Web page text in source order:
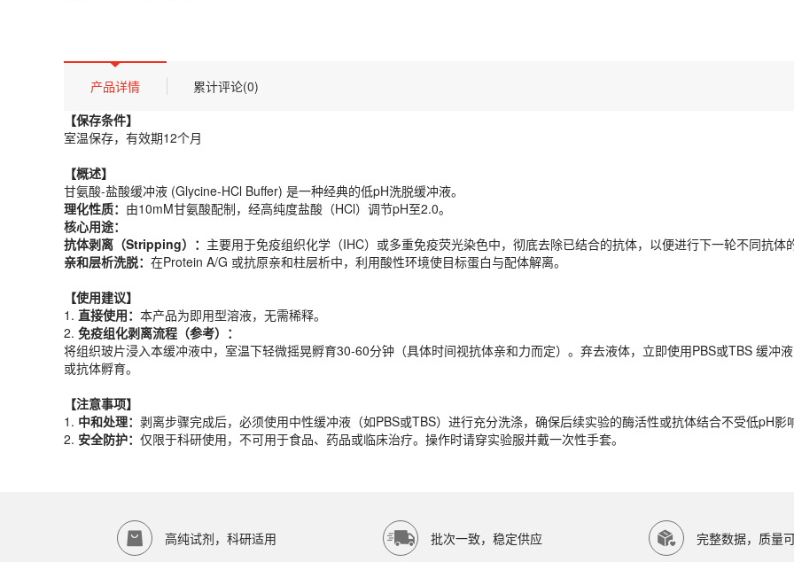
产品描述
【保存条件】
室温保存，有效期12个月
【概述】
理化性质：
核心用途：
抗体剥离（Stripping）：主要用于免疫组织化学（IHC）或多重免疫荧光染色中，彻底去除已结合的抗体，以便进行下一轮不同抗体
亲和层析洗脱：
在Protein A/G 或抗原亲和柱层析中，利用酸性环境使目标蛋白与配体解离。
【使用建议】
2.免疫组化剥离流程（参考）：
将组织玻片浸入本缓冲液中，室温下轻微摇晃孵育30-60分钟（具体时间视抗体亲和力而定）。弃去液体，立即使用PBS或TBS 缓冲
【注意事项】
1.中和处理：
产品规格
货期
1-2天
规格
500ml
产品详情
累计评论(0)
【保存条件】
室温保存，有效期12个月
【概述】
甘氨酸-盐酸缓冲液 (Glycine-HCl Buffer) 是一种经典的低pH洗脱缓冲液。
理化性质： 由10mM甘氨酸配制，经高纯度盐酸（HCl）调节pH至2.0。
核心用途：
抗体剥离（Stripping）： 主要用于免疫组织化学（IHC）或多重免疫荧光染色中，彻底去除已结合的抗体，以便进行下一轮不同抗体
亲和层析洗脱： 在Protein A/G 或抗原亲和柱层析中，利用酸性环境使目标蛋白与配体解离。
【使用建议】
1. 直接使用： 本产品为即用型溶液，无需稀释。
2. 免疫组化剥离流程（参考）：
将组织玻片浸入本缓冲液中，室温下轻微摇晃孵育30-60分钟（具体时间视抗体亲和力而定）。弃去液体，立即使用PBS或TBS 缓冲
或抗体孵育。
【注意事项】
1. 中和处理： 剥离步骤完成后，必须使用中性缓冲液（如PBS或TBS）进行充分洗涤，确保后续实验的酶活性或抗体结合不受低pH影
2. 安全防护： 仅限于科研使用，不可用于食品、药品或临床治疗。操作时请穿实验服并戴一次性手套。
高纯试剂，科研适用 批次一致，稳定供应 完整数据，质量